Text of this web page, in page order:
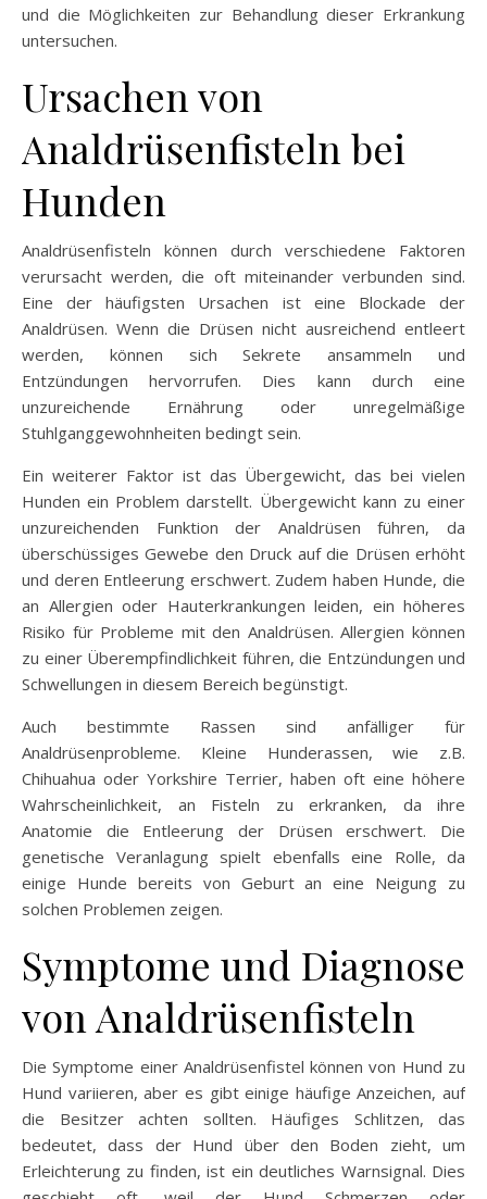
und die Möglichkeiten zur Behandlung dieser Erkrankung
untersuchen.
Ursachen von
Analdrüsenfisteln bei
Hunden
Analdrüsenfisteln können durch verschiedene Faktoren
verursacht werden, die oft miteinander verbunden sind.
Eine der häufigsten Ursachen ist eine Blockade der
Analdrüsen. Wenn die Drüsen nicht ausreichend entleert
werden, können sich Sekrete ansammeln und
Entzündungen hervorrufen. Dies kann durch eine
unzureichende Ernährung oder unregelmäßige
Stuhlganggewohnheiten bedingt sein.
Ein weiterer Faktor ist das Übergewicht, das bei vielen
Hunden ein Problem darstellt. Übergewicht kann zu einer
unzureichenden Funktion der Analdrüsen führen, da
überschüssiges Gewebe den Druck auf die Drüsen erhöht
und deren Entleerung erschwert. Zudem haben Hunde, die
an Allergien oder Hauterkrankungen leiden, ein höheres
Risiko für Probleme mit den Analdrüsen. Allergien können
zu einer Überempfindlichkeit führen, die Entzündungen und
Schwellungen in diesem Bereich begünstigt.
Auch bestimmte Rassen sind anfälliger für
Analdrüsenprobleme. Kleine Hunderassen, wie z.B.
Chihuahua oder Yorkshire Terrier, haben oft eine höhere
Wahrscheinlichkeit, an Fisteln zu erkranken, da ihre
Anatomie die Entleerung der Drüsen erschwert. Die
genetische Veranlagung spielt ebenfalls eine Rolle, da
einige Hunde bereits von Geburt an eine Neigung zu
solchen Problemen zeigen.
Symptome und Diagnose
von Analdrüsenfisteln
Die Symptome einer Analdrüsenfistel können von Hund zu
Hund variieren, aber es gibt einige häufige Anzeichen, auf
die Besitzer achten sollten. Häufiges Schlitzen, das
bedeutet, dass der Hund über den Boden zieht, um
Erleichterung zu finden, ist ein deutliches Warnsignal. Dies